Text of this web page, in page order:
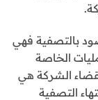
بالتصفية فهي
الخاصة
الشركة هي
التصفية